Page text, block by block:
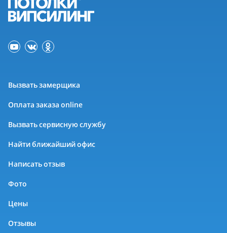
Вызвать замерщика
Оплата заказа online
Вызвать сервисную службу
Найти ближайший офис
Написать отзыв
Фото
Цены
Отзывы